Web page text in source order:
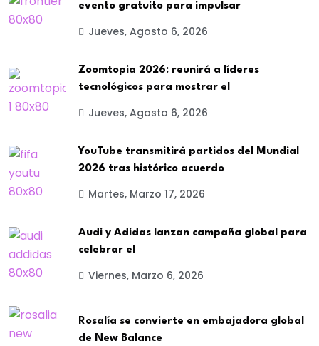
evento gratuito para impulsar
Jueves, Agosto 6, 2026
Zoomtopia 2026: reunirá a líderes
tecnológicos para mostrar el
Jueves, Agosto 6, 2026
YouTube transmitirá partidos del Mundial
2026 tras histórico acuerdo
Martes, Marzo 17, 2026
Audi y Adidas lanzan campaña global para
celebrar el
Viernes, Marzo 6, 2026
Rosalía se convierte en embajadora global
de New Balance